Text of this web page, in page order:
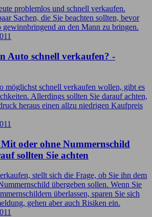
problemlos und schnell verkaufen.
Sachen, die Sie beachten sollten, bevor
gewinnbringend an den Mann zu bringen.
Auto schnell verkaufen? -
möglichst schnell verkaufen wollen, gibt es
Allerdings sollten Sie darauf achten,
heraus einen allzu niedrigen Kaufpreis
oder ohne Nummernschild
sollten Sie achten
stellt sich die Frage, ob Sie ihn dem
übergeben sollen. Wenn Sie
überlassen, sparen Sie sich
gehen aber auch Risiken ein.